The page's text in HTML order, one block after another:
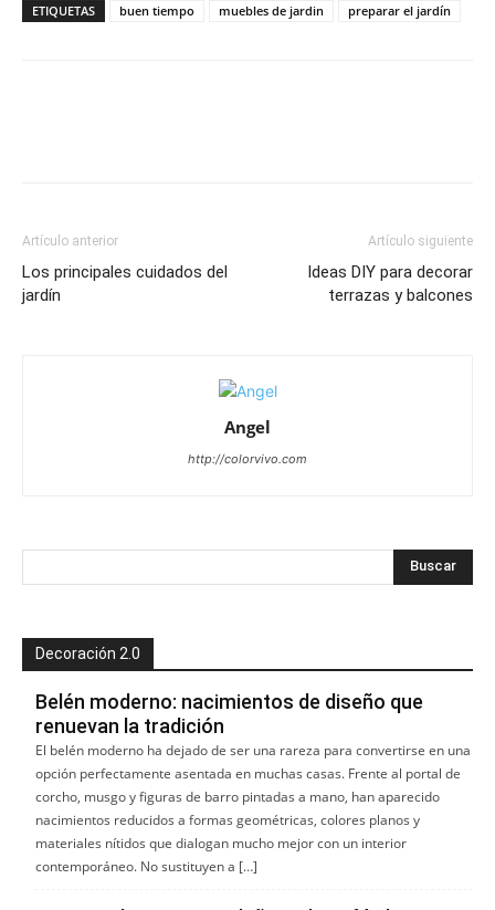
ETIQUETAS buen tiempo muebles de jardin preparar el jardín
Artículo anterior
Los principales cuidados del
jardín
Artículo siguiente
Ideas DIY para decorar
terrazas y balcones
Angel
http://colorvivo.com
Decoración 2.0
Belén moderno: nacimientos de diseño que
renuevan la tradición
El belén moderno ha dejado de ser una rareza para convertirse en una
opción perfectamente asentada en muchas casas. Frente al portal de
corcho, musgo y figuras de barro pintadas a mano, han aparecido
nacimientos reducidos a formas geométricas, colores planos y
materiales nítidos que dialogan mucho mejor con un interior
contemporáneo. No sustituyen a […]